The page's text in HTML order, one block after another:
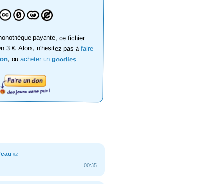
payante, ce fichier
3 €. Alors, n'hésitez pas àfaire
, ouacheter ungoodies.
#2
00:35